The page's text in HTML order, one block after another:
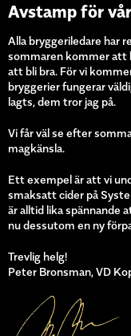
Avstamp för
Alla bryggeriledare har
sommaren kommer att
att bli bra. För vi
bryggerier fungerar
lagts, dem tror jag på.
Vi får väl se efter
magkänsla.
Ett exempel är att vi
smaksatt cider på
är alltid lika spännande
nu dessutom en ny
Trevlig helg!
Peter Bronsman, VD